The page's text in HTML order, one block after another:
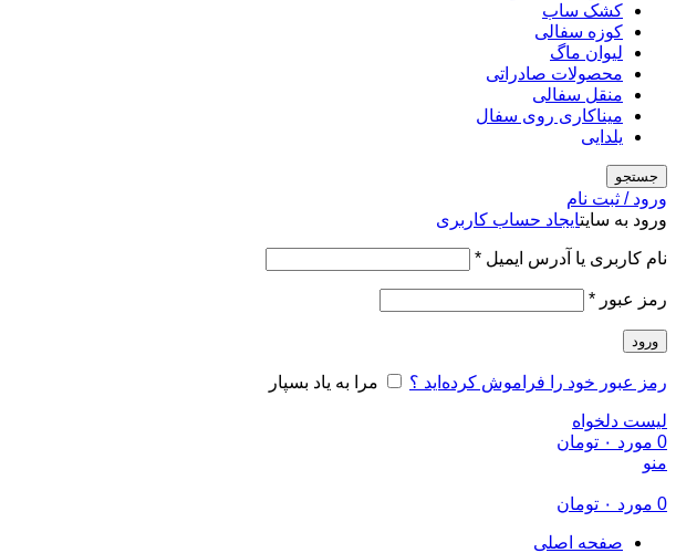
کشک ساب
کوزه سفالی
لیوان ماگ
محصولات صادراتی
منقل سفالی
میناکاری روی سفال
یلدایی
جستجو
ورود / ثبت نام
ورود به سایتایجاد حساب کاربری
نام کاربری یا آدرس ایمیل *الزامی
رمز عبور *الزامی
ورود
رمز عبور خود را فراموش کرده‌اید ؟ مرا به یاد بسپار
لیست دلخواه
0 مورد ۰ تومان
منو
0 مورد ۰ تومان
صفحه اصلی